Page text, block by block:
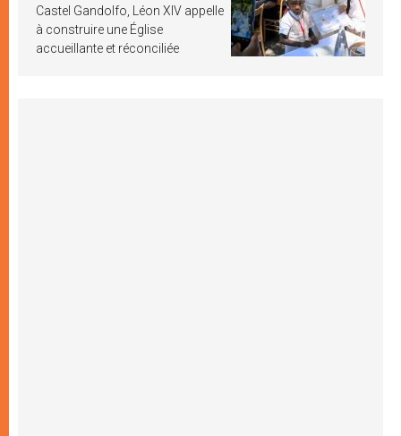
Castel Gandolfo, Léon XIV appelle
à construire une Église
accueillante et réconciliée